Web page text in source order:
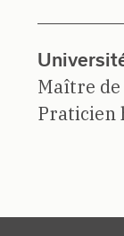
Maître
Praticien